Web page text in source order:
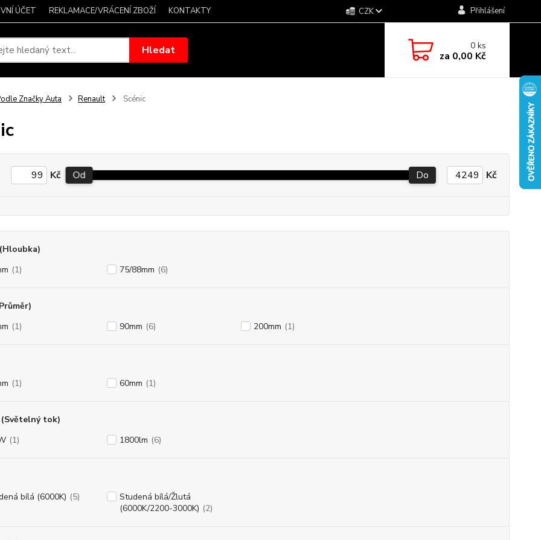
ÚČET REKLAMACE/VRÁCENÍ ZBOŽÍ KONTAKTY CZK Přihlášení
Hledat 0ks
za 0,00 Kč
Značky Auta Renault Scénic
Kč Od Do Kč
(1) 75/88mm (6)
(1) 90mm (6) 200mm (1)
(1) 60mm (1)
tok)
(1) 1800lm (6)
bílá (6000K) (5)
Studená bílá/Žlutá
(6000K/2200-3000K) (2)